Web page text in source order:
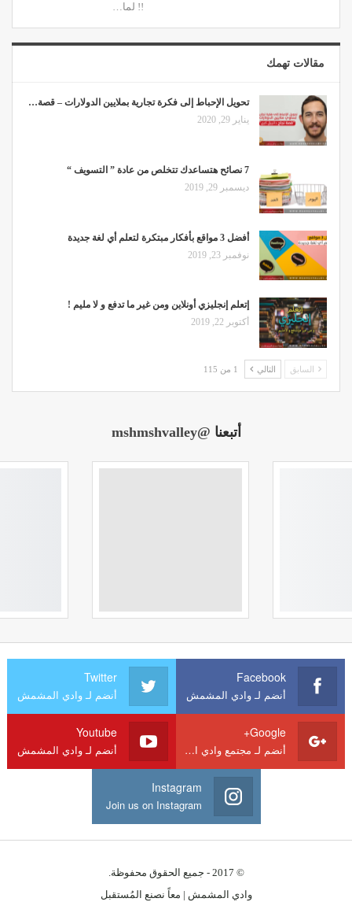
!! لما…
مقالات تهمك
تحويل الإحباط إلى فكرة تجارية بملايين الدولارات – قصة…
يناير 29, 2020
7 نصائح هتساعدك تتخلص من عادة ” التسويف “
ديسمبر 29, 2019
أفضل 3 مواقع بأفكار مبتكرة لتعلم أي لغة جديدة
نوفمبر 23, 2019
إتعلم إنجليزي أونلاين ومن غير ما تدفع و لا مليم !
أكتوبر 22, 2019
السابق التالي 1 من 115
أتبعنا @mshmshvalley
Facebook
أنضم لـ وادي المشمش
Twitter
أنضم لـ وادي المشمش
Google+
أنضم لـ مجتمع وادي المشمش
Youtube
أنضم لـ وادي المشمش
Instagram
Join us on Instagram
© 2017 - جميع الحقوق محفوظة.
وادي المشمش | معاً نصنع المُستقبل